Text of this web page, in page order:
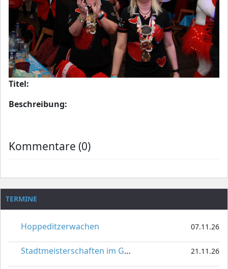
Titel:
Beschreibung:
Kommentare (0)
TERMINE
Hoppeditzerwachen 07.11.26
Stadtmeisterschaften im Gardetanz 21.11.26